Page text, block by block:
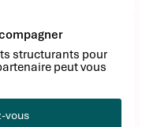
structurants pour
peut vous
vous